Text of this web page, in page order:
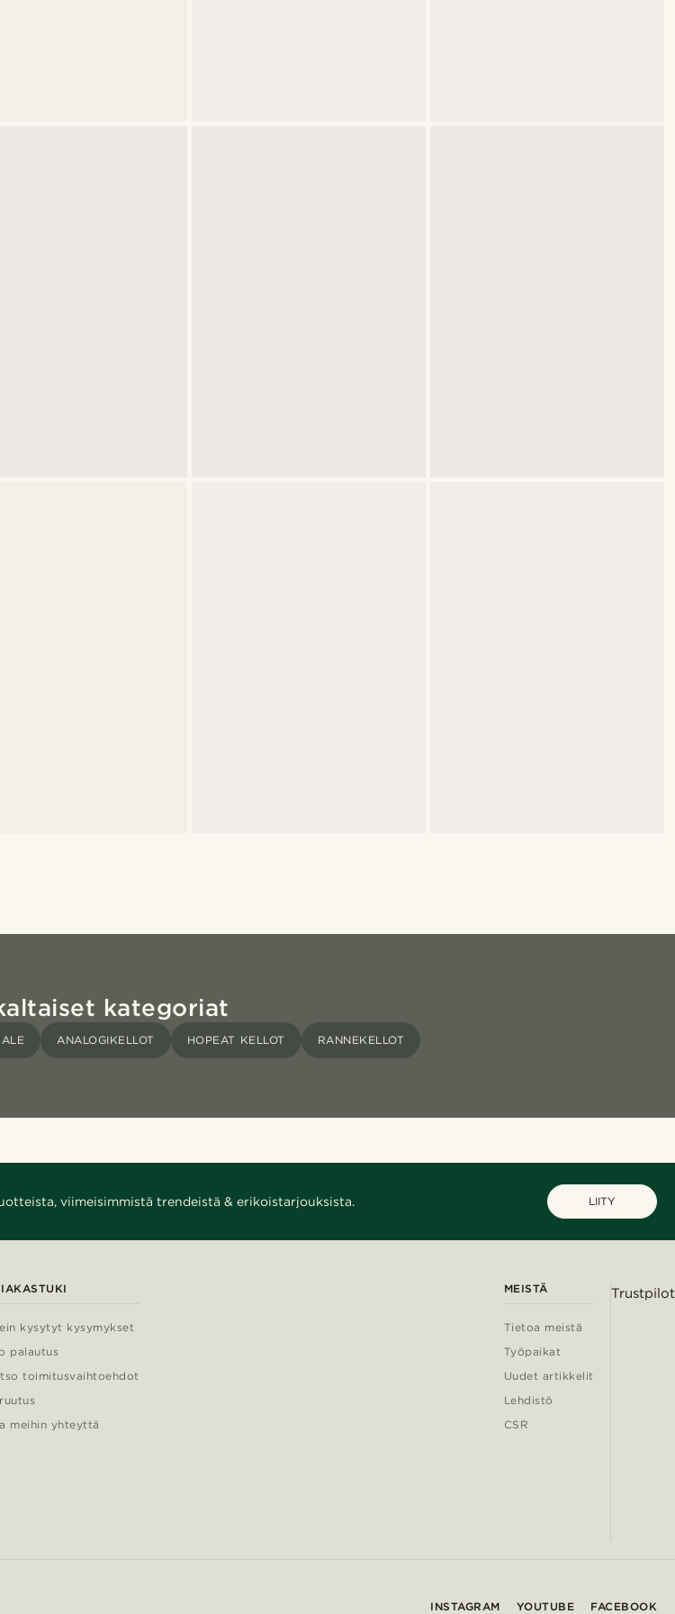
kategoriat
ANALOGIKELLOT HOPEAT KELLOT RANNEKELLOT
viimeisimmistä trendeistä & erikoistarjouksista. LIITY
kysytyt kysymykset
palautus
toimitusvaihtoehdot
meihin yhteyttä
MEISTÄ
Tietoa meistä
Työpaikat
Uudet artikkelit
Lehdistö
CSR
Trustpilot
INSTAGRAM YOUTUBE FACEBOOK